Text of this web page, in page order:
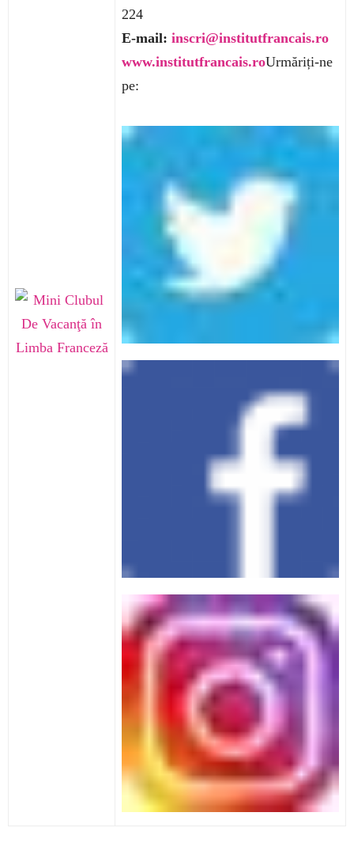
224
E-mail: inscri@institutfrancais.ro
www.institutfrancais.roUrmăriți-ne
pe: